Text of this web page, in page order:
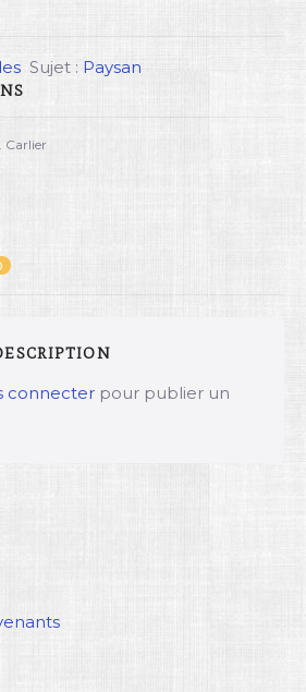
Sujet : Paysan
Carlier
connecter pour publier un